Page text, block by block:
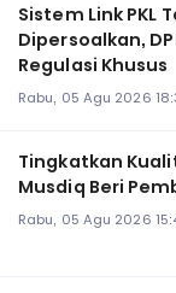
‎Sistem Link PKL
Dipersoalkan,
Regulasi Khusus
Rabu, 05 Agu 2026
Tingkatkan
Musdiq Beri
Rabu, 05 Agu 2026